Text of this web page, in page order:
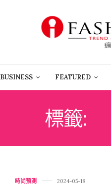
BUSINESS FEATURED
標籤:
時尚預測 2024-05-18